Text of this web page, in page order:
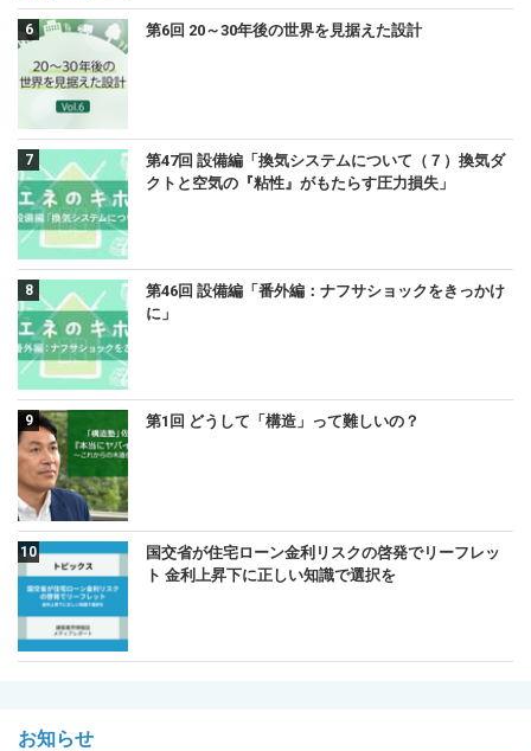
第6回 20～30年後の世界を見据えた設計
第47回 設備編「換気システムについて（７）換気ダ
クトと空気の『粘性』がもたらす圧力損失」
第46回 設備編「番外編：ナフサショックをきっかけ
に」
第1回 どうして「構造」って難しいの？
国交省が住宅ローン金利リスクの啓発でリーフレッ
ト 金利上昇下に正しい知識で選択を
お知らせ